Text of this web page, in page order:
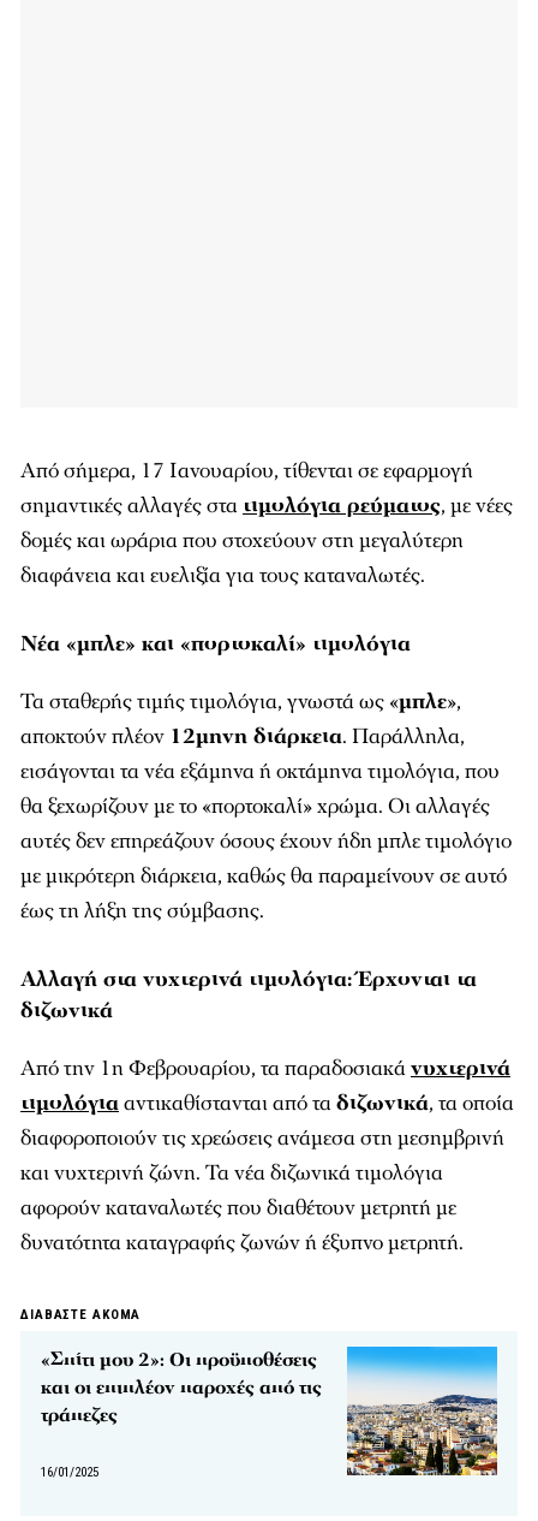
Από σήμερα, 17 Ιανουαρίου, τίθενται σε εφαρμογή
σημαντικές αλλαγές στα τιμολόγια ρεύματος, με νέες
δομές και ωράρια που στοχεύουν στη μεγαλύτερη
διαφάνεια και ευελιξία για τους καταναλωτές.
Νέα «μπλε» και «πορτοκαλί» τιμολόγια
Τα σταθερής τιμής τιμολόγια, γνωστά ως «μπλε»,
αποκτούν πλέον 12μηνη διάρκεια. Παράλληλα,
εισάγονται τα νέα εξάμηνα ή οκτάμηνα τιμολόγια, που
θα ξεχωρίζουν με το «πορτοκαλί» χρώμα. Οι αλλαγές
αυτές δεν επηρεάζουν όσους έχουν ήδη μπλε τιμολόγιο
με μικρότερη διάρκεια, καθώς θα παραμείνουν σε αυτό
έως τη λήξη της σύμβασης.
Αλλαγή στα νυχτερινά τιμολόγια: Έρχονται τα
διζωνικά
Από την 1η Φεβρουαρίου, τα παραδοσιακάνυχτερινά
τιμολόγιααντικαθίστανται από ταδιζωνικά, τα οποία
διαφοροποιούν τις χρεώσεις ανάμεσα στη μεσημβρινή
και νυχτερινή ζώνη. Τα νέα διζωνικά τιμολόγια
αφορούν καταναλωτές που διαθέτουν μετρητή με
δυνατότητα καταγραφής ζωνών ή έξυπνο μετρητή.
ΔΙΑΒΑΣΤΕ ΑΚΟΜΑ
«Σπίτι μου 2»: Οι προϋποθέσεις
και οι επιπλέον παροχές από τις
τράπεζες
16/01/2025